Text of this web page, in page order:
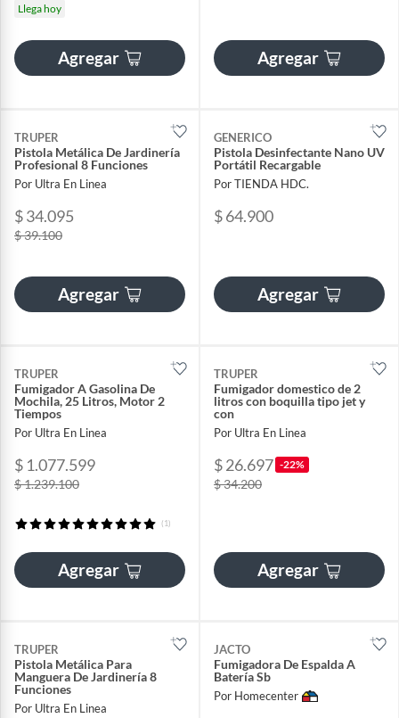
Llega hoy
Agregar Agregar
TRUPER
Pistola Metálica De Jardinería
Profesional 8 Funciones
Por Ultra En Linea
$ 34.095
$ 39.100
Agregar
GENERICO
Pistola Desinfectante Nano UV
Portátil Recargable
Por TIENDA HDC.
$ 64.900
Agregar
TRUPER
Fumigador A Gasolina De
Mochila, 25 Litros, Motor 2
Tiempos
Por Ultra En Linea
$ 1.077.599
$ 1.239.100
(1)
Agregar
TRUPER
Fumigador domestico de 2
litros con boquilla tipo jet y
con
Por Ultra En Linea
$ 26.697 -22%
$ 34.200
Agregar
TRUPER
Pistola Metálica Para
Manguera De Jardinería 8
Funciones
Por Ultra En Linea
JACTO
Fumigadora De Espalda A
Batería Sb
Por Homecenter